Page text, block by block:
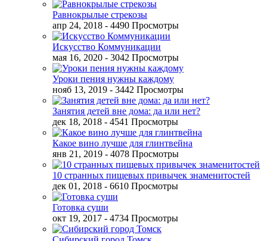
Равнокрылые стрекозы
апр 24, 2018 - 4490 Просмотры
Искусство Коммуникации
мая 16, 2020 - 3042 Просмотры
Уроки пения нужны каждому
нояб 13, 2019 - 3442 Просмотры
Занятия детей вне дома: да или нет?
дек 18, 2018 - 4541 Просмотры
Какое вино лучше для глинтвейна
янв 21, 2019 - 4078 Просмотры
10 странных пищевых привычек знаменитостей
дек 01, 2018 - 6610 Просмотры
Готовка суши
окт 19, 2017 - 4734 Просмотры